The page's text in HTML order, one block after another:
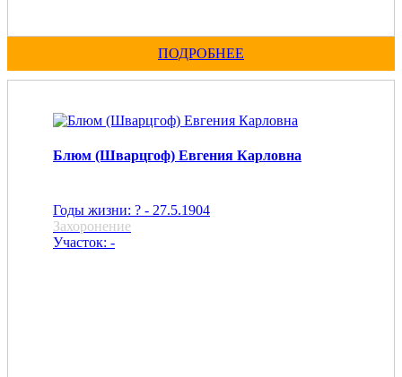
ПОДРОБНЕЕ
Блюм (Шварцгоф) Евгения Карловна
Годы жизни: ? - 27.5.1904
Захоронение
Участок: -